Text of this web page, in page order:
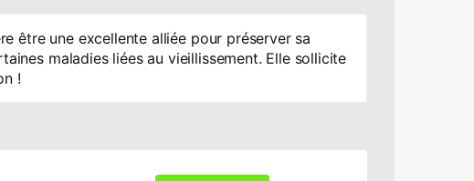
être une excellente alliée pour préserver sa
maladies liées au vieillissement. Elle sollicite
!